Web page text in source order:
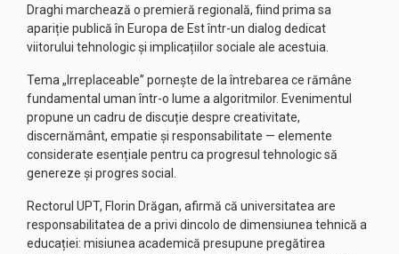
Draghi marchează o premieră regională, fiind prima sa
apariție publică în Europa de Est într-un dialog dedicat
viitorului tehnologic și implicațiilor sociale ale acestuia.
Tema „Irreplaceable” pornește de la întrebarea ce rămâne
fundamental uman într-o lume a algoritmilor. Evenimentul
propune un cadru de discuție despre creativitate,
discernământ, empatie și responsabilitate — elemente
considerate esențiale pentru ca progresul tehnologic să
genereze și progres social.
Rectorul UPT, Florin Drăgan, afirmă că universitatea are
responsabilitatea de a privi dincolo de dimensiunea tehnică a
educației: misiunea academică presupune pregătirea